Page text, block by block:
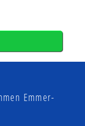
Emmer-